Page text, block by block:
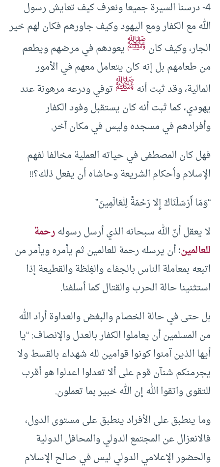
4- درسنا السيرة جميعا ونعرف كيف تعايش رسول
الله مع الكفار ومع اليهود وكيف جاورهم فكان لهم خير
الجار، وكيف كانﷺيعودهم في مرضهم ويطعم
من طعامهم بل إنه كان يتعامل معهم في الأمور
المالية، وقد ثبت أنهﷺتوفي ودرعه مرهونة عند
يهودي، كما ثبت أنه كان يستقبل وفود الكفار
وأفرادهم في مسجده وليس في مكان آخر.
فهل كان المصطفى في حياته العملية مخالفا لفهم
الإسلام وأحكام الشريعة وحاشاه أن يفعل ذلك؟!!
“وَمَا أَرْسَلْنَاكَ إِلا رَحْمَةً لِلْعَالَمِينَ”
لا يعقل أنّ الله سبحانه الذي أرسل رسولهرحمة
للعالمين؛ أن يرسله رحمة للعالمين ثم يأمره ويأمر من
اتبعه بمعاملة الناس بالجفاء والغِلظة والقطيعة إذا
استثنينا حالة الحرب والقتال كما أسلفنا.
بل حتى في حالة الخصام والبغض والعداوة أراد الله
من المسلمين أن يعاملوا الكفار بالعدل والإنصاف: “يا
أيها الذين آمنوا كونوا قوامين لله شهداء بالقسط ولا
يجرمنكم شنآن قوم على ألا تعدلوا اعدلوا هو أقرب
للتقوى واتقوا الله إن الله خبير بما تعملون.
وما ينطبق على الأفراد ينطبق على مستوى الدول،
فالانعزال عن المجتمع الدولي والمحافل الدولية
والحضور الإعلامي الدولي ليس في صالح الإسلام